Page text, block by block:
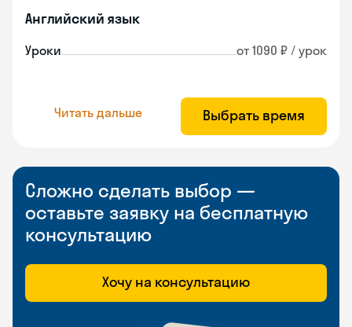
Английский язык
Уроки от 1090 ₽ / урок
Читать дальше Выбрать время
Сложно сделать выбор —
оставьте заявку на бесплатную
консультацию
Хочу на консультацию